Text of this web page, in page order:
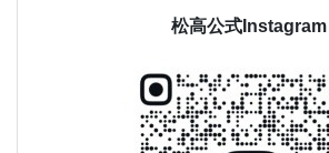
松高公式Instagram